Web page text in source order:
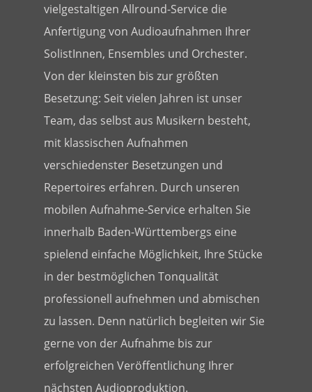
vielgestaltigen Allround-Service die
Anfertigung von Audioaufnahmen Ihrer
SolistInnen, Ensembles und Orchester.
Von der kleinsten bis zur größten
Besetzung: Seit vielen Jahren ist unser
Team, das selbst aus Musikern besteht,
mit klassischen Aufnahmen
verschiedenster Besetzungen und
Repertoires erfahren. Durch unseren
mobilen Aufnahme-Service erhalten Sie
innerhalb Baden-Württembergs eine
spielend einfache Möglichkeit, Ihre Stücke
in der bestmöglichen Tonqualität
professionell aufnehmen und abmischen
zu lassen. Denn natürlich begleiten wir Sie
gerne von der Aufnahme bis zur
erfolgreichen Veröffentlichung Ihrer
nächsten Audioproduktion.